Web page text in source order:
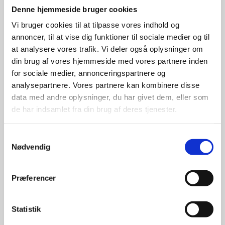
Denne hjemmeside bruger cookies
Vi bruger cookies til at tilpasse vores indhold og
annoncer, til at vise dig funktioner til sociale medier og til
at analysere vores trafik. Vi deler også oplysninger om
din brug af vores hjemmeside med vores partnere inden
for sociale medier, annonceringspartnere og
analysepartnere. Vores partnere kan kombinere disse
data med andre oplysninger, du har givet dem, eller som
de har indsamlet fra din brug af deres tjenester.
Nødvendig
Præferencer
Statistik
Stærke
leverandører
giver større
udvalg
For at sikre høj kvalitet og stor